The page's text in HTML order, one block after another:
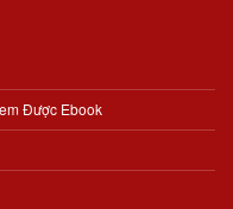
Được Ebook